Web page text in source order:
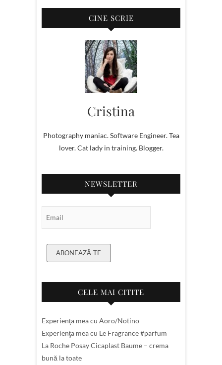
CINE SCRIE
Cristina
Photography maniac. Software Engineer. Tea
lover. Cat lady in training. Blogger.
NEWSLETTER
ABONEAZĂ-TE
CELE MAI CITITE
Experienţa mea cu Aoro/Notino
Experienţa mea cu Le Fragrance #parfum
La Roche Posay Cicaplast Baume – crema
bună la toate